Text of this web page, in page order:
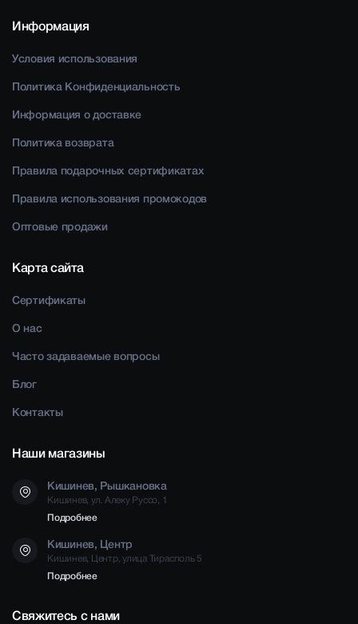
Информация
Условия использования
Политика Конфиденциальность
Информация о доставке
Политика возврата
Правила подарочных сертификатах
Правила использования промокодов
Оптовые продажи
Карта сайта
Сертификаты
О нас
Часто задаваемые вопросы
Блог
Контакты
Наши магазины
Кишинев, Рышкановка
Кишинев, ул. Алеку Руссо, 1
Подробнее
Кишинев, Центр
Кишинев, Центр, улица Тирасполь 5
Подробнее
Свяжитесь с нами